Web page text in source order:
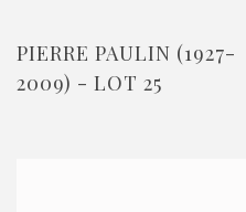
PIERRE PAULIN (1927-
2009) - LOT 25